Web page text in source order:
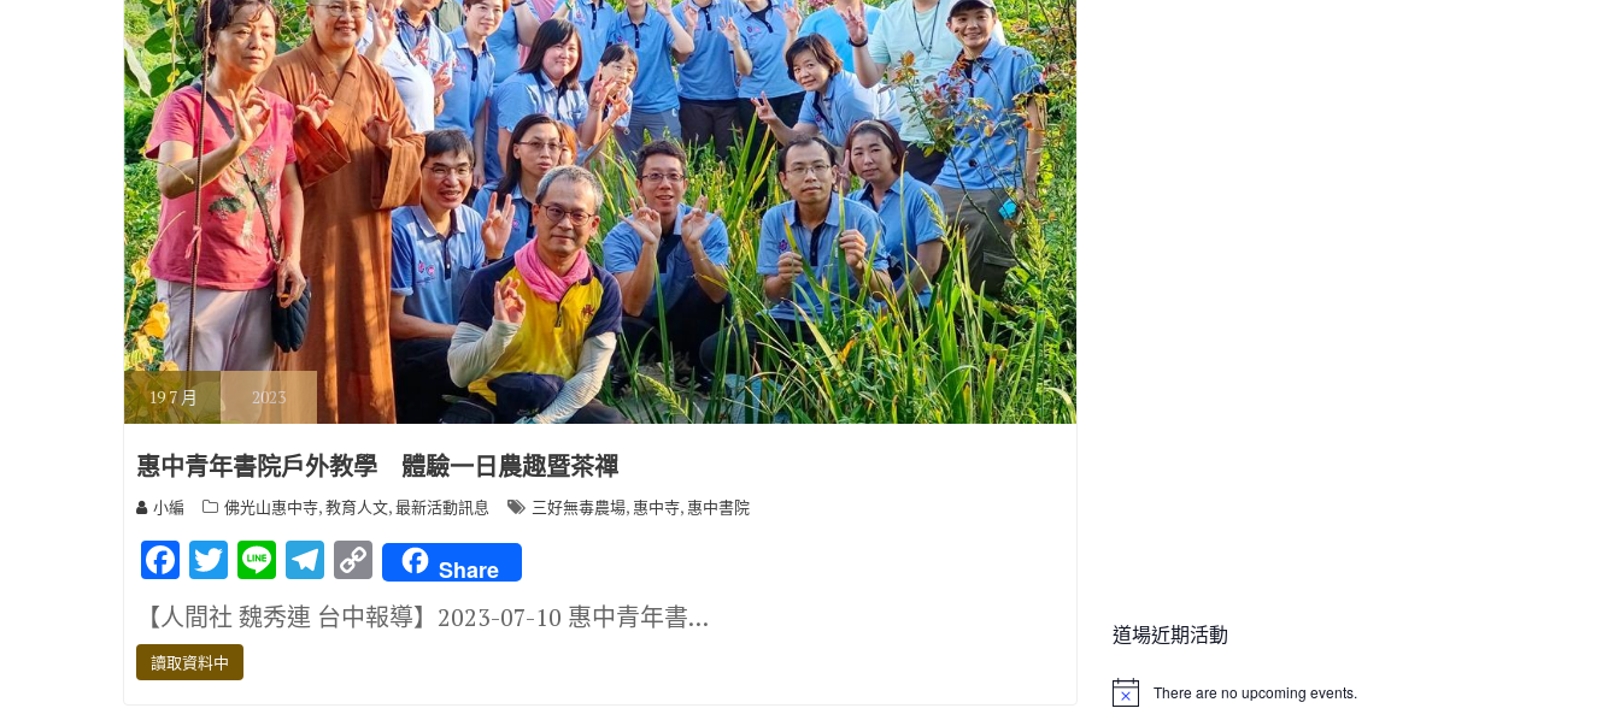
197 月 2023
惠中青年書院戶外教學 體驗一日農趣暨茶禪
小編 佛光山惠中寺,教育人文,最新活動訊息 三好無毒農場, 惠中寺, 惠中書院
F
ac
e
b
T
w
it
te
Li
n
e
T
el
e
C
o
p
Share
【人間社 魏秀連 台中報導】2023-07-10 惠中青年書…
讀取資料中
道場近期活動
N
There are no upcoming events.